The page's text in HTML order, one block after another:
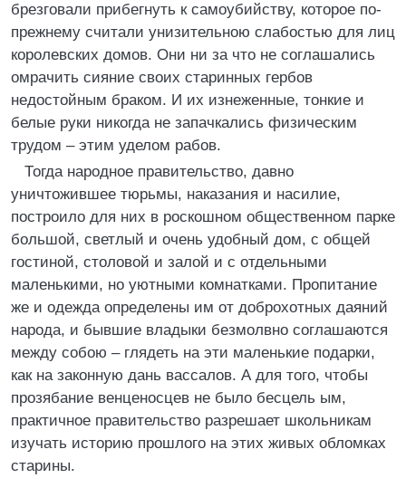
брезговали прибегнуть к самоубийству, которое по-
прежнему считали унизительною слабостью для лиц
королевских домов. Они ни за что не соглашались
омрачить сияние своих старинных гербов
недостойным браком. И их изнеженные, тонкие и
белые руки никогда не запачкались физическим
трудом – этим уделом рабов.
Тогда народное правительство, давно
уничтожившее тюрьмы, наказания и насилие,
построило для них в роскошном общественном парке
большой, светлый и очень удобный дом, с общей
гостиной, столовой и залой и с отдельными
маленькими, но уютными комнатками. Пропитание
же и одежда определены им от доброхотных даяний
народа, и бывшие владыки безмолвно соглашаются
между собою – глядеть на эти маленькие подарки,
как на законную дань вассалов. А для того, чтобы
прозябание венценосцев не было бесцель ым,
практичное правительство разрешает школьникам
изучать историю прошлого на этих живых обломках
старины.